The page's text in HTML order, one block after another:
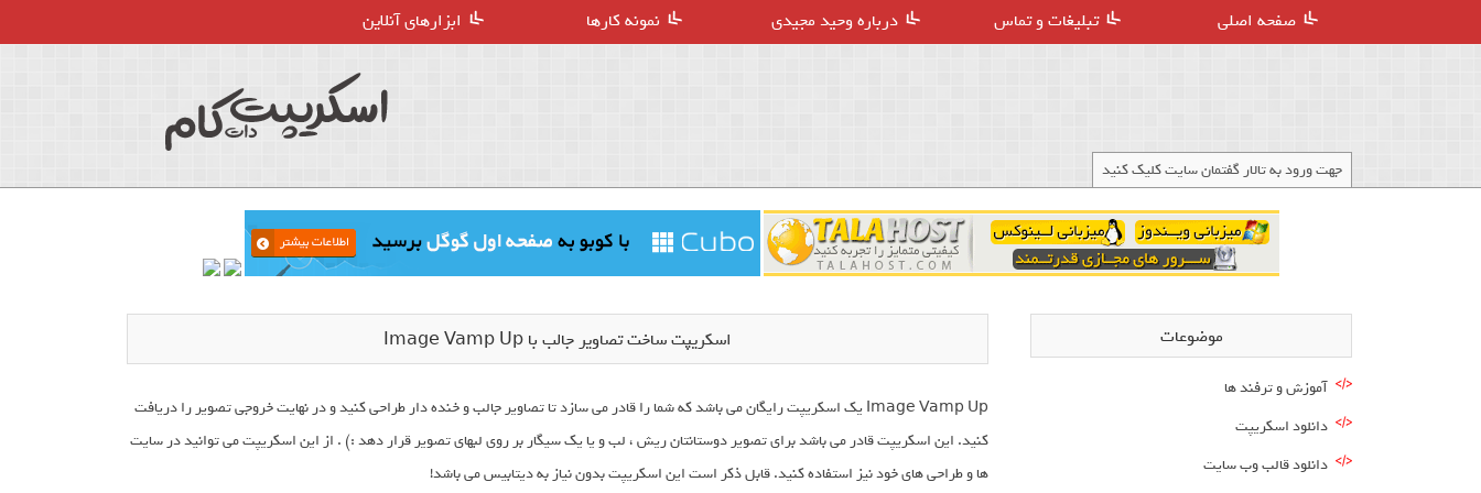
صفحه اصلی تبلیغات و تماس درباره وحید مجیدی نمونه کارها ابزارهای آنلاین
جهت ورود به تالار گفتمان سایت کلیک کنید
اسکریپت ساخت تصاویر جالب با Image Vamp Up
Image Vamp Up یک اسکریپت رایگان می باشد که شما را قادر می سازد تا تصاویر جالب و خنده دار طراحی کنید و در نهایت خروجی تصویر را دریافت
کنید. این اسکریپت قادر می باشد برای تصویر دوستانتان ریش ، لب و یا یک سیگار بر روی لبهای تصویر قرار دهد :) . از این اسکریپت می توانید در سایت
ها و طراحی های خود نیز استفاده کنید. قابل ذکر است این اسکریپت بدون نیاز به دیتابیس می باشد!
موضوعات
آموزش و ترفند ها
دانلود اسکریپت
دانلود قالب وب سایت